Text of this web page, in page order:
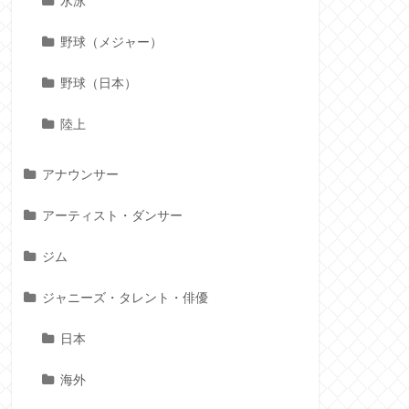
野球（メジャー）
野球（日本）
陸上
アナウンサー
アーティスト・ダンサー
ジム
ジャニーズ・タレント・俳優
日本
海外